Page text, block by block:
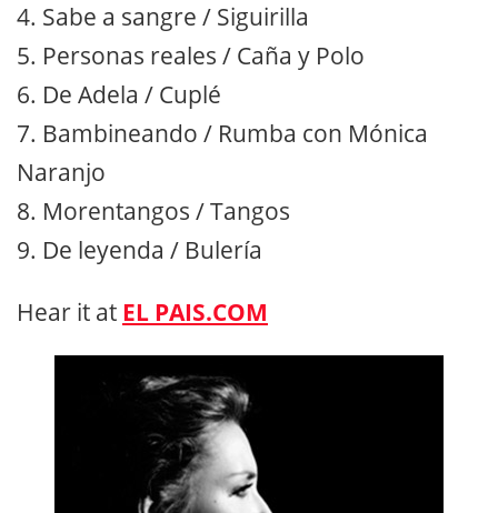
4. Sabe a sangre / Siguirilla
5. Personas reales / Caña y Polo
6. De Adela / Cuplé
7. Bambineando / Rumba con Mónica
Naranjo
8. Morentangos / Tangos
9. De leyenda / Bulería
Hear it at EL PAIS.COM